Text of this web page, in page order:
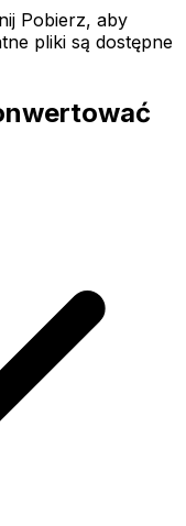
Pobierz, aby
pliki są dostępne